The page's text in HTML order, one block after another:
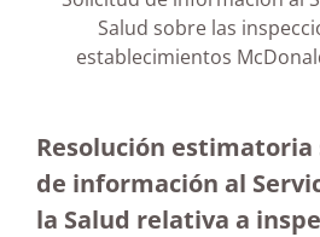
Salud sobre las
establecimientos
Resolución
de información al
la Salud relativa a